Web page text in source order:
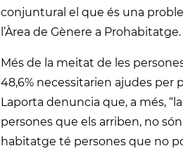
conjuntural el que és una
l’Àrea de Gènere a Prohabitatge.
Més de la meitat de les
48,6% necessitarien ajudes per
Laporta denuncia que, a més,
persones que els arriben, no
habitatge té persones que no